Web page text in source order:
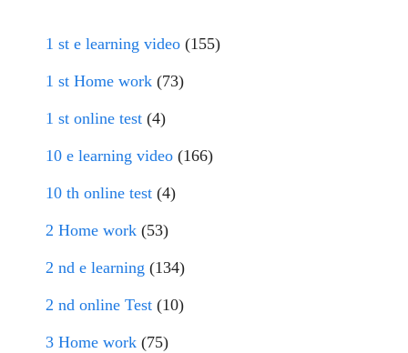
1 st e learning video (155)
1 st Home work (73)
1 st online test (4)
10 e learning video (166)
10 th online test (4)
2 Home work (53)
2 nd e learning (134)
2 nd online Test (10)
3 Home work (75)